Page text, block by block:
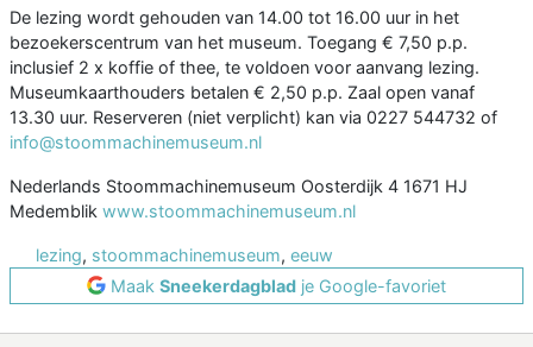
De lezing wordt gehouden van 14.00 tot 16.00 uur in het
bezoekerscentrum van het museum. Toegang € 7,50 p.p.
inclusief 2 x koffie of thee, te voldoen voor aanvang lezing.
Museumkaarthouders betalen € 2,50 p.p. Zaal open vanaf
13.30 uur. Reserveren (niet verplicht) kan via 0227 544732 of
info@stoommachinemuseum.nl
Nederlands Stoommachinemuseum Oosterdijk 4 1671 HJ
Medemblik www.stoommachinemuseum.nl
lezing, stoommachinemuseum, eeuw
Maak Sneekerdagblad je Google-favoriet